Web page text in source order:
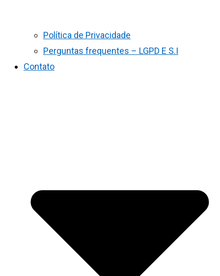
Política de Privacidade
Perguntas frequentes – LGPD E S.I
Contato